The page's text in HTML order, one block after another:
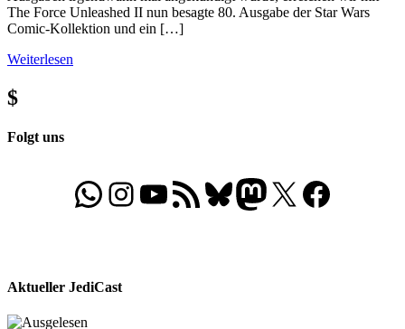
The Force Unleashed II nun besagte 80. Ausgabe der Star Wars
Comic-Kollektion und ein […]
Weiterlesen
$
Folgt uns
WhatsApp
Folgt uns auf Instagram
Besucht unseren YouTube-Kanal
RSS-FeedBluesky
Folgt uns auf Mastodon
X Folgt uns auf
Aktueller JediCast